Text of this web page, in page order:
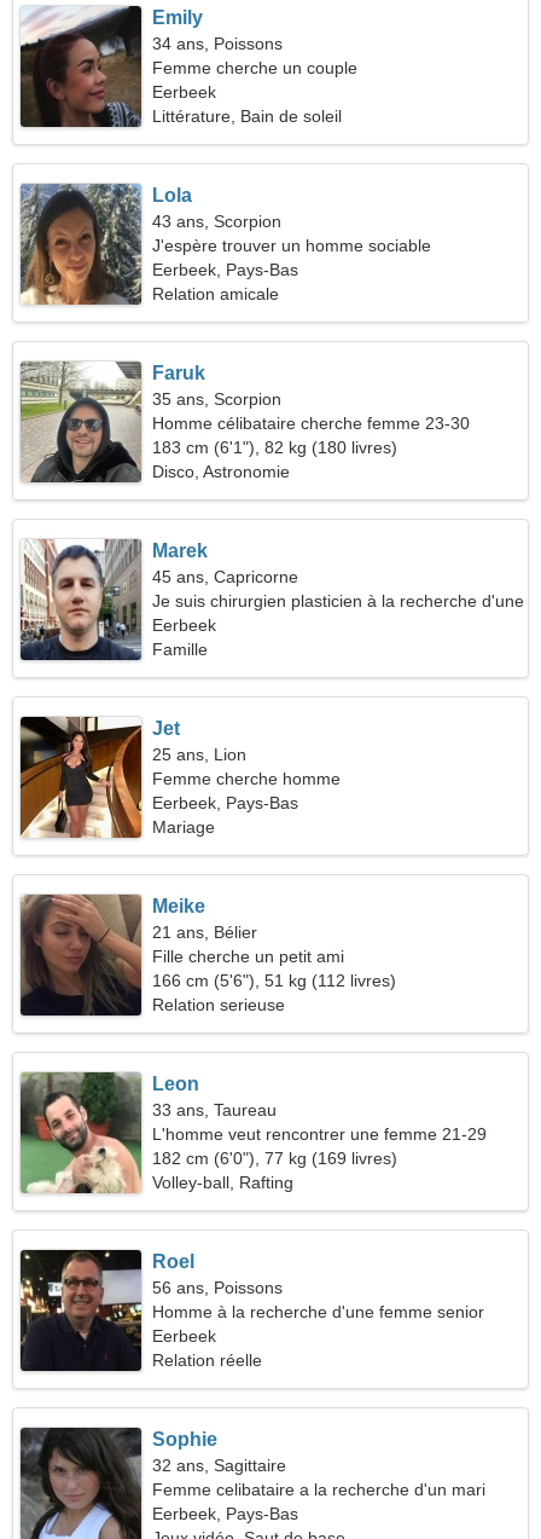
Emily
34 ans, Poissons
Femme cherche un couple
Eerbeek
Littérature, Bain de soleil
Lola
43 ans, Scorpion
J'espère trouver un homme sociable
Eerbeek, Pays-Bas
Relation amicale
Faruk
35 ans, Scorpion
Homme célibataire cherche femme 23-30
183 cm (6'1"), 82 kg (180 livres)
Disco, Astronomie
Marek
45 ans, Capricorne
Je suis chirurgien plasticien à la recherche d'une
belle femme
Eerbeek
Famille
Jet
25 ans, Lion
Femme cherche homme
Eerbeek, Pays-Bas
Mariage
Meike
21 ans, Bélier
Fille cherche un petit ami
166 cm (5'6"), 51 kg (112 livres)
Relation serieuse
Leon
33 ans, Taureau
L'homme veut rencontrer une femme 21-29
182 cm (6'0"), 77 kg (169 livres)
Volley-ball, Rafting
Roel
56 ans, Poissons
Homme à la recherche d'une femme senior
Eerbeek
Relation réelle
Sophie
32 ans, Sagittaire
Femme celibataire a la recherche d'un mari
Eerbeek, Pays-Bas